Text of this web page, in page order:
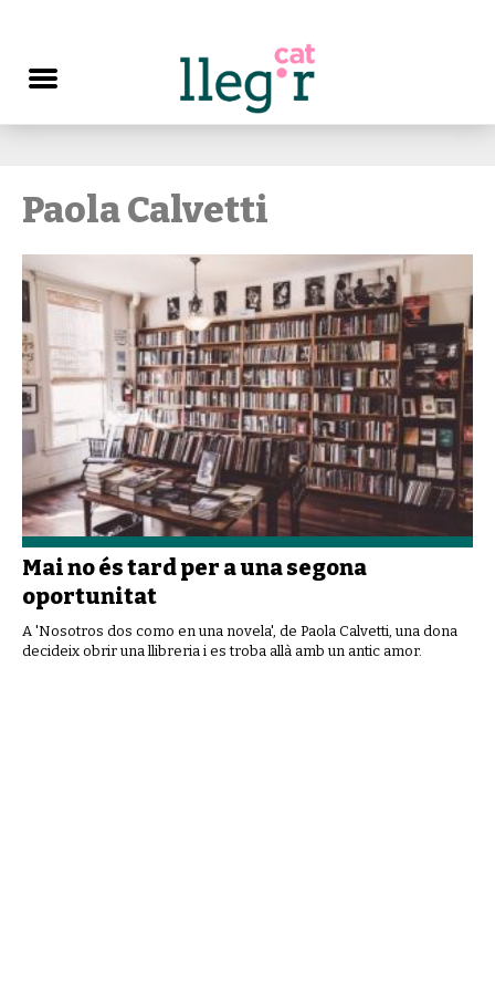
Paola Calvetti
Mai no és tard per a una segona
oportunitat
A 'Nosotros dos como en una novela', de Paola Calvetti, una dona
decideix obrir una llibreria i es troba allà amb un antic amor.